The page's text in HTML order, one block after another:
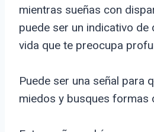
mientras sueñas con
puede ser un indicativo de
vida que te preocupa
Puede ser una señal para
miedos y busques formas